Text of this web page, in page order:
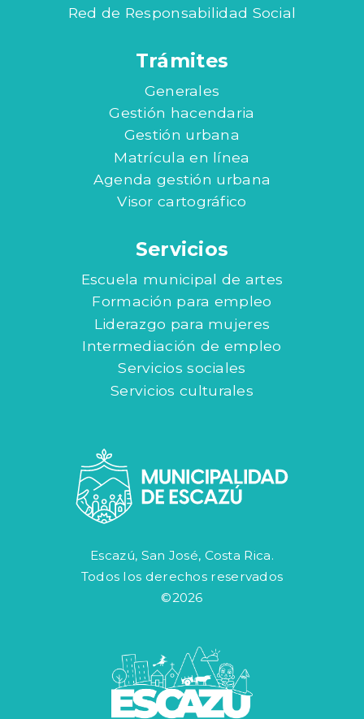
Red de Responsabilidad Social
Trámites
Generales
Gestión hacendaria
Gestión urbana
Matrícula en línea
Agenda gestión urbana
Visor cartográfico
Servicios
Escuela municipal de artes
Formación para empleo
Liderazgo para mujeres
Intermediación de empleo
Servicios sociales
Servicios culturales
Escazú, San José, Costa Rica.
Todos los derechos reservados
©2026